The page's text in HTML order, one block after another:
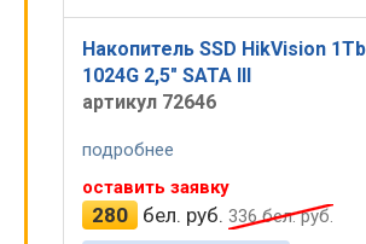
Накопитель SSD HikVision
1024G 2,5" SATA III
артикул 72646
подробнее
оставить заявку
280 бел. руб. 336бел. руб.